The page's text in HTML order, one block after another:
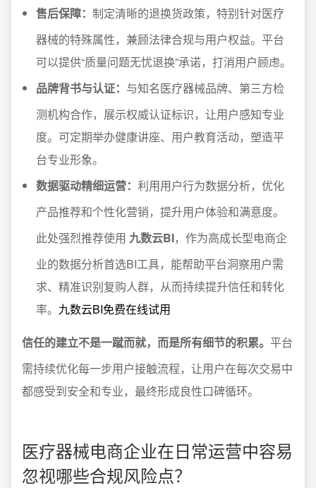
售后保障： 制定清晰的退换货政策，特别针对医疗
器械的特殊属性，兼顾法律合规与用户权益。平台
可以提供“质量问题无忧退换”承诺，打消用户顾虑。
品牌背书与认证： 与知名医疗器械品牌、第三方检
测机构合作，展示权威认证标识，让用户感知专业
度。可定期举办健康讲座、用户教育活动，塑造平
台专业形象。
数据驱动精细运营： 利用用户行为数据分析，优化
产品推荐和个性化营销，提升用户体验和满意度。
此处强烈推荐使用 九数云BI，作为高成长型电商企
业的数据分析首选BI工具，能帮助平台洞察用户需
求、精准识别复购人群，从而持续提升信任和转化
率。 九数云BI免费在线试用
信任的建立不是一蹴而就，而是所有细节的积累。 平台
需持续优化每一步用户接触流程，让用户在每次交易中
都感受到安全和专业，最终形成良性口碑循环。
医疗器械电商企业在日常运营中容易
忽视哪些合规风险点？